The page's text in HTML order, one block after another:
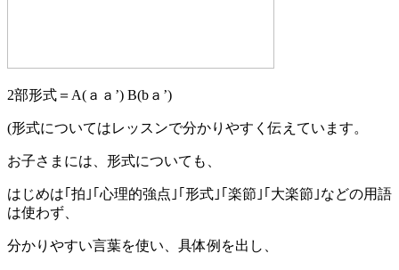
2部形式＝A(ａａ’) B(bａ’)
(形式についてはレッスンで分かりやすく伝えています。
お子さまには、形式についても、
はじめは｢拍｣｢心理的強点｣｢形式｣｢楽節｣｢大楽節｣などの用語
は使わず、
分かりやすい言葉を使い、具体例を出し、